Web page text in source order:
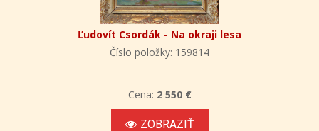
Ľudovít Csordák - Na okraji lesa
Číslo položky: 159814
Cena: 2 550 €
ZOBRAZIŤ